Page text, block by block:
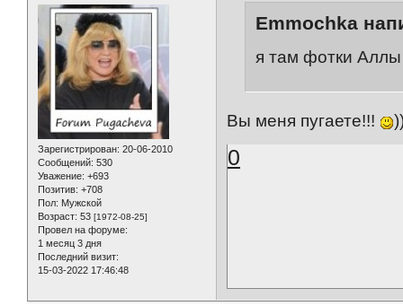
Зарегистрирован: 20-06-2010
Сообщений: 530
Уважение: +693
Позитив: +708
Пол: Мужской
Возраст: 53 [1972-08-25]
Провел на форуме:
1 месяц 3 дня
Последний визит:
15-03-2022 17:46:48
Emmochka
я там фотки Аллы
Вы меня пугаете!!!
0